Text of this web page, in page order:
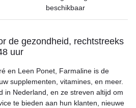
beschikbaar
de gezondheid, rechtstreeks
uur
en Leen Ponet, Farmaline is de
supplementen, vitamines, en meer.
in Nederland, en ze streven altijd om
te bieden aan hun klanten, nieuwe